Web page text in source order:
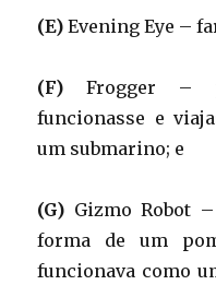
(E) Evening Eye –
(F) Frogger –
funcionasse e
um submarino; e
(G) Gizmo Robot
forma de um
funcionava como